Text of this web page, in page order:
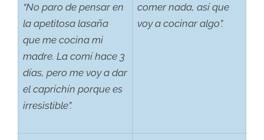
“No paro de pensar en
la apetitosa lasaña
que me cocina mi
madre. La comí hace 3
días, pero me voy a dar
el caprichín porque es
irresistible”.
comer nada, así que
voy a cocinar algo”.